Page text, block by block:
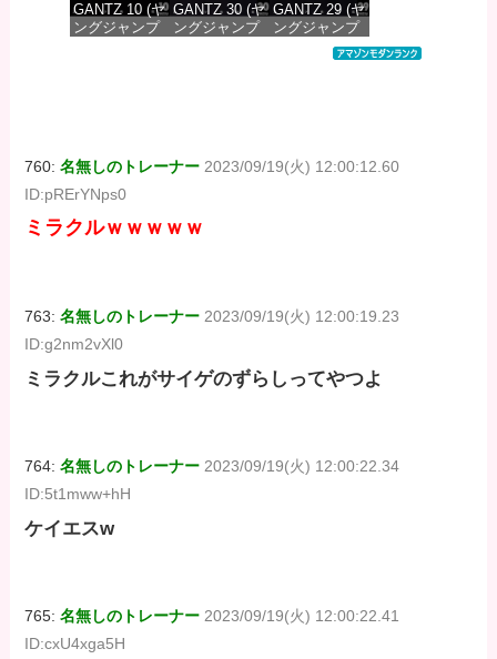
GANTZ 10 (ヤ
ングジャンプ
GANTZ 30 (ヤ
ングジャンプ
GANTZ 29 (ヤ
ングジャンプ
コミックス
760:名無しのトレーナー 2023/09/19(火) 12:00:12.60
ID:pRErYNps0
ミラクルｗｗｗｗｗ
763:名無しのトレーナー 2023/09/19(火) 12:00:19.23
ID:g2nm2vXl0
ミラクルこれがサイゲのずらしってやつよ
764:名無しのトレーナー 2023/09/19(火) 12:00:22.34
ID:5t1mww+hH
ケイエスw
765:名無しのトレーナー 2023/09/19(火) 12:00:22.41
ID:cxU4xga5H